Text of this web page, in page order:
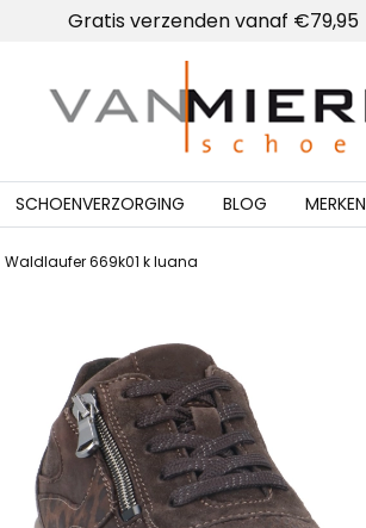
Gratis verzenden vanaf €79,95
SCHOENVERZORGING BLOG MERKEN
Waldlaufer 669k01 k luana